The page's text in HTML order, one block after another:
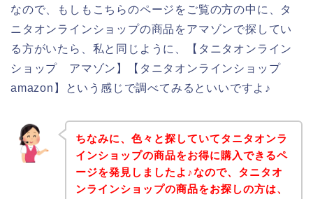
なので、もしもこちらのページをご覧の方の中に、タ
ニタオンラインショップの商品をアマゾンで探してい
る方がいたら、私と同じように、【タニタオンライン
ショップ アマゾン】【タニタオンラインショップ
amazon】という感じで調べてみるといいですよ♪
ちなみに、色々と探していてタニタオンラ
インショップの商品をお得に購入できるペ
ージを発見しましたよ♪なので、タニタオ
ンラインショップの商品をお探しの方は、